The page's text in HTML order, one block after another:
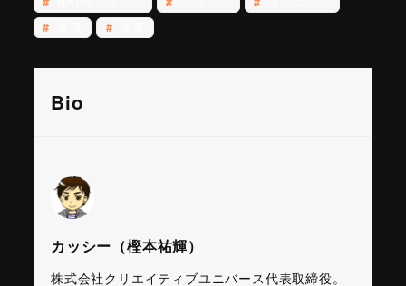
Bio
カッシー（樫本祐輝）
株式会社クリエイティブユニバース代表取締役。